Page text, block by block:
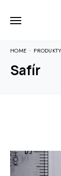
HOME PRODUKTY
Safír